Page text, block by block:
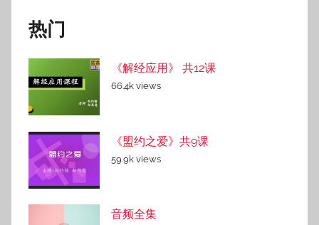
热门
《解经应用》 共12课
66.4k views
《盟约之爱》共9课
59.9k views
音频全集